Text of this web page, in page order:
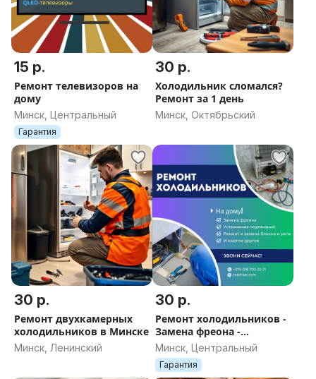
15 р.
Ремонт телевизоров на
дому
Минск, Центральный
Гарантия
30 р.
Холодильник сломался?
Ремонт за 1 день
Минск, Октябрьский
30 р.
Ремонт двухкамерных
холодильников в Минске
Минск, Ленинский
30 р.
Ремонт холодильников -
Замена фреона -
Устранение промерзаний
Минск, Центральный
Гарантия